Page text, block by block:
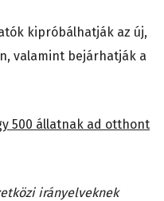
kipróbálhatják az új,
valamint bejárhatják a
500 állatnak ad otthont
irányelveknek